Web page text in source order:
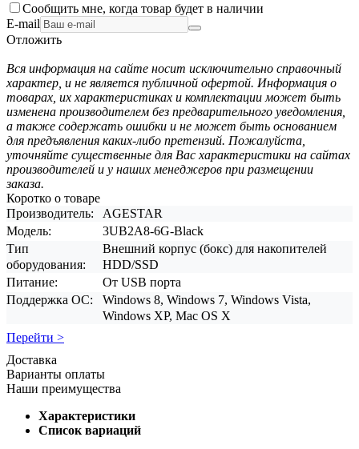
Сообщить мне, когда товар будет в наличии
E-mail
Отложить
Вся информация на сайте носит исключительно справочный
характер, и не является публичной офертой. Информация о
товарах, их характеристиках и комплектации может быть
изменена производителем без предварительного уведомления,
а также содержать ошибки и не может быть основанием
для предъявления каких-либо претензий. Пожалуйста,
уточняйте существенные для Вас характеристики на сайтах
производителей и у наших менеджеров при размещении
заказа.
Коротко о товаре
Производитель:
AGESTAR
Модель:
3UB2A8-6G-Black
Тип
оборудования:
Внешний корпус (бокс) для накопителей
HDD/SSD
Питание:
От USB порта
Поддержка ОС:
Windows 8, Windows 7, Windows Vista,
Windows XP, Mac OS X
Перейти >
Доставка
Варианты оплаты
Наши преимущества
Характеристики
Список вариаций